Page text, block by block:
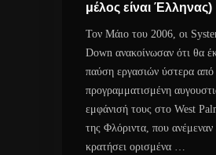
μέλος είναι Έλληνας)
Τον Μάιο του 2006, οι
Down ανακοίνωσαν ότι θα
παύση εργασιών ύστερα από
προγραμματισμένη
εμφάνισή τους στο West
της Φλόριντα, που ανέμεναν
κρατήσει ορισμένα …